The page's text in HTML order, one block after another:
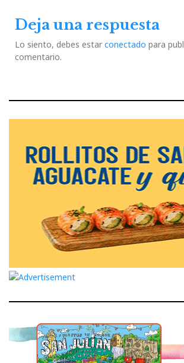
Deja una respuesta
Lo siento, debes estar conectado para
comentario.